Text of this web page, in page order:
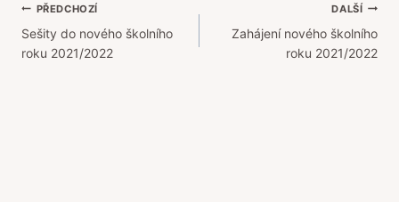
Navigace
pro
PŘEDCHOZÍ
Sešity do nového školního
roku 2021/2022
DALŠÍ
Zahájení nového školního
roku 2021/2022